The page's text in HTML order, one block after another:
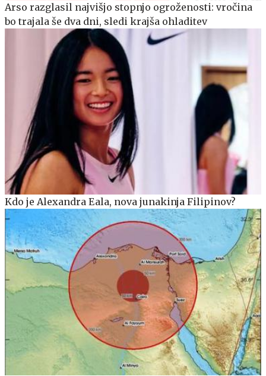
Arso razglasil najvišjo stopnjo ogroženosti: vročina
bo trajala še dva dni, sledi krajša ohladitev
Kdo je Alexandra Eala, nova junakinja Filipinov?